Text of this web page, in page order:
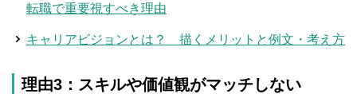
転職で重要視すべき理由
キャリアビジョンとは？ 描くメリットと例文・考え方
理由3：スキルや価値観がマッチしない